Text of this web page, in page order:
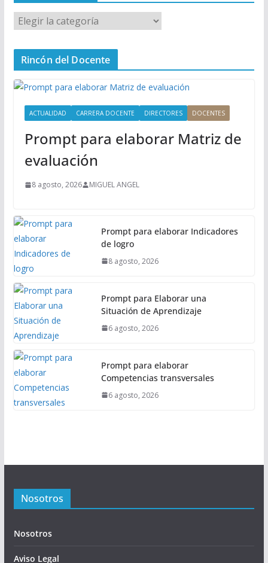
M
e
n
P
Rincón del Docente
ACTUALIDAD CARRERA DOCENTE DIRECTORES DOCENTES
Prompt para elaborar Matriz de
evaluación
8 agosto, 2026 MIGUEL ANGEL
Prompt para elaborar Indicadores
de logro
8 agosto, 2026
Prompt para Elaborar una
Situación de Aprendizaje
6 agosto, 2026
Prompt para elaborar
Competencias transversales
6 agosto, 2026
Nosotros
Nosotros
Aviso Legal